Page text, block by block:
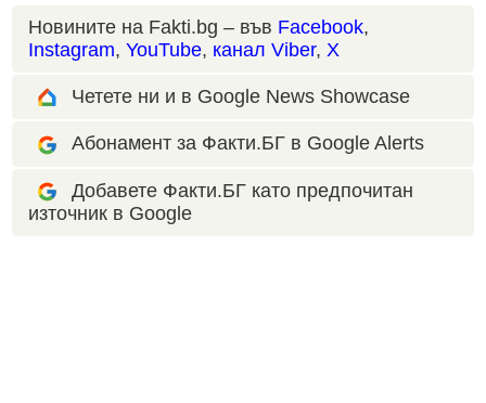
Новините на Fakti.bg – във Facebook,
Instagram, YouTube, канал Viber, X
Четете ни и в Google News Showcase
Абонамент за Факти.БГ в Google Alerts
Добавете Факти.БГ като предпочитан
източник в Google